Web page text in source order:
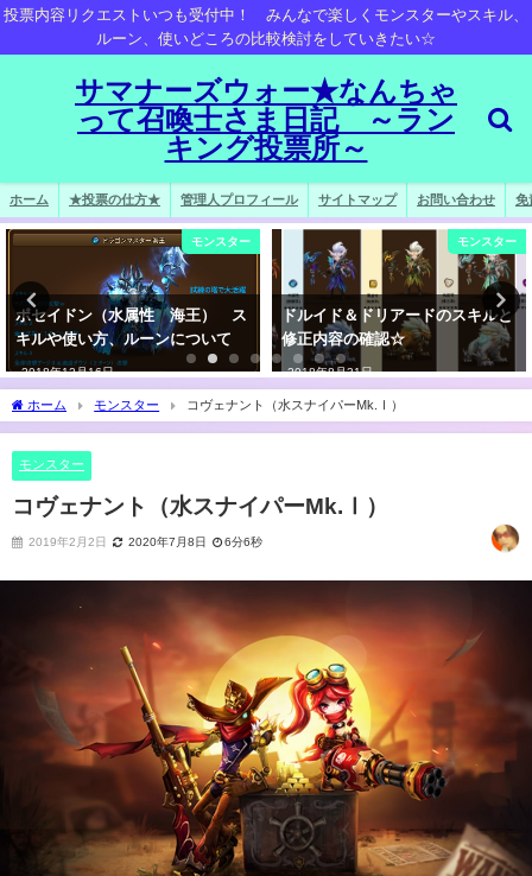
投票内容リクエストいつも受付中！ みんなで楽しくモンスターやスキル、
ルーン、使いどころの比較検討をしていきたい☆
サマナーズウォー★なんちゃ
って召喚士さま日記 ～ラン
キング投票所～
ホーム ★投票の仕方★ 管理人プロフィール サイトマップ お問い合わせ 免
モンスター
ドルイド＆ドリアードのスキルと
修正内容の確認☆
2018年8月31日
モンスター
フェアリークイーンはいつでも誰
でも手に入る？
2019年3月16日
ホーム モンスター コヴェナント（水スナイパーMk.Ⅰ）
モンスター
コヴェナント（水スナイパーMk.Ⅰ）
2019年2月2日 2020年7月8日 6分6秒